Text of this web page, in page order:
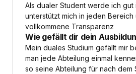
Als dualer Student werde ich gut
unterstützt mich in jeden
vollkommene Transparenz
Wie gefällt dir dein
Mein duales Studium gefällt mir
man jede Abteilung einmal
so seine Abteilung für nach dem